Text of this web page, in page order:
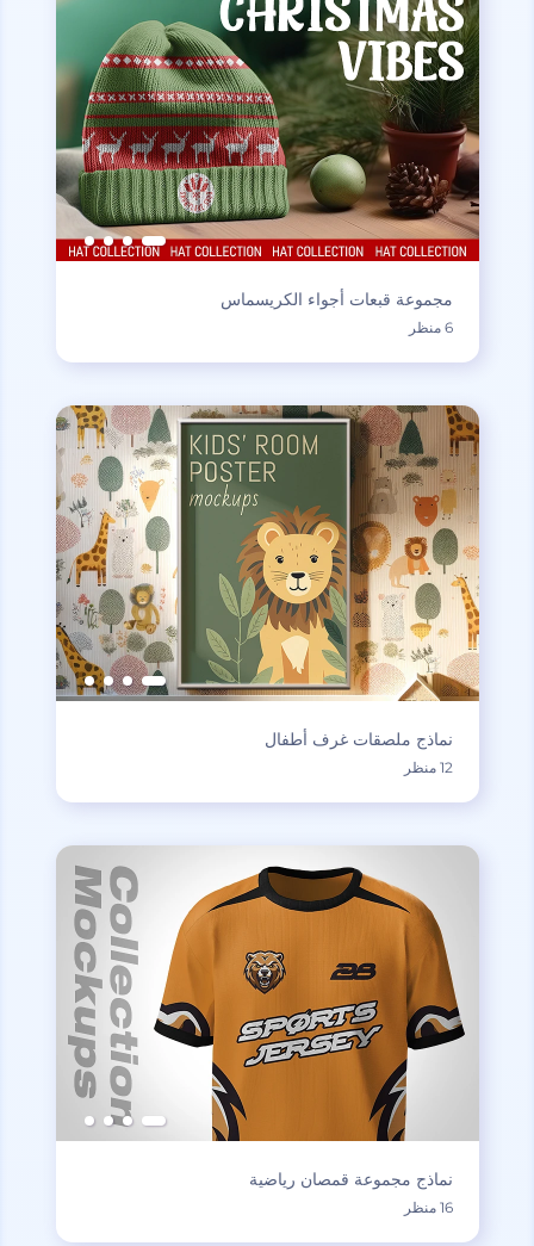
مجموعة قبعات أجواء الكريسماس
6 منظر
نماذج ملصقات غرف أطفال
12 منظر
نماذج مجموعة قمصان رياضية
16 منظر